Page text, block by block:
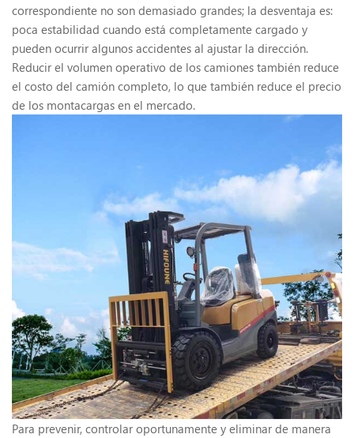
correspondiente no son demasiado grandes; la desventaja es:
poca estabilidad cuando está completamente cargado y
pueden ocurrir algunos accidentes al ajustar la dirección.
Reducir el volumen operativo de los camiones también reduce
el costo del camión completo, lo que también reduce el precio
de los montacargas en el mercado.
Para prevenir, controlar oportunamente y eliminar de manera